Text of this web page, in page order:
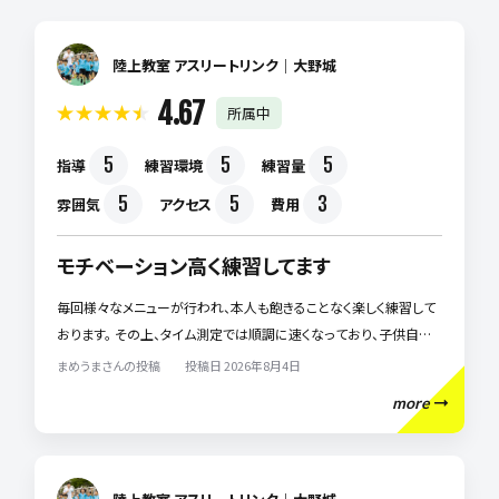
陸上教室 アスリートリンク｜​大野城
4.67 所属中
指導 5 練習環境 5 練習量 5
雰囲気 5 アクセス 5 費用 3
モチベーション高く練習してます
毎回様々なメニューが行われ、本人も飽きることなく楽しく練習して
おります。 その上、タイム測定では順調に速くなっており、子供自身
が驚いております。 楽しく練習が出来、いつの間にか速くなっている
まめうまさんの投稿 投稿日 2026年8月4日
more